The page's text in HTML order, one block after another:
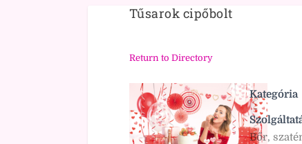
Tűsarok cipőbolt
Return to Directory
Kategória
Bőr,